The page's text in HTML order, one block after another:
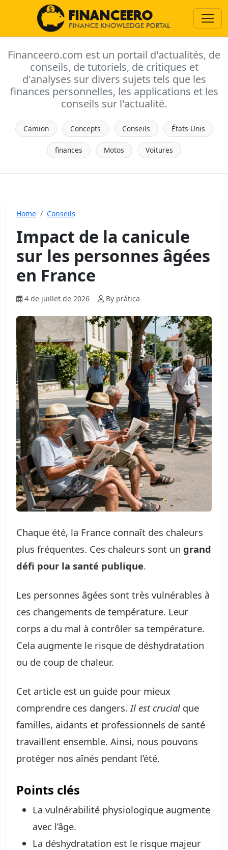
Financeero.com est un portail d'actualités, de
conseils, de tutoriels, de critiques et
d'analyses sur divers sujets tels que les
finances personnelles, les applications et les
conseils sur l'actualité.
Camion Concepts Conseils États-Unis
finances Motos Voitures
Home Conseils
Impact de la canicule
sur les personnes âgées
en France
4 de juillet de 2026 By prática
Chaque été, la France connaît des chaleurs
plus fréquentes. Ces chaleurs sont un grand
défi pour la santé publique.
Les personnes âgées sont très vulnérables à
ces changements de température. Leur
corps a du mal à contrôler sa température.
Cela augmente le risque de déshydratation
ou de coup de chaleur.
Cet article est un guide pour mieux
comprendre ces dangers.Il est crucial que
familles, aidants et professionnels de santé
travaillent ensemble. Ainsi, nous pouvons
protéger nos aînés pendant l’été.
Points clés
La vulnérabilité physiologique augmente
avec l’âge.
La déshydratation est le risque majeur